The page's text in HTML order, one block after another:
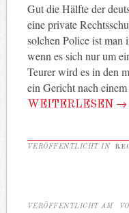
Gut die Hälfte der
eine private
solchen Police ist man
wenn es sich nur um
Teurer wird es in den
ein Gericht nach
WEITERLESEN →
VERÖFFENTLICHT IN
VERÖFFENTLICHT AM